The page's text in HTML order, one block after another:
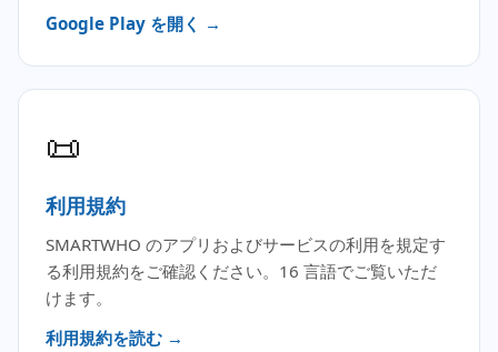
Google Play を開く →
📜
利用規約
SMARTWHO のアプリおよびサービスの利用を規定す
る利用規約をご確認ください。16 言語でご覧いただ
けます。
利用規約を読む →